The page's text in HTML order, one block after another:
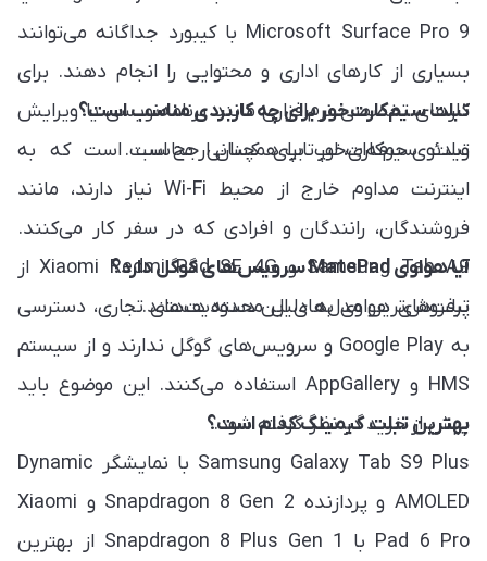
Microsoft Surface Pro 9 با کیبورد جداگانه می‌توانند
بسیاری از کارهای اداری و محتوایی را انجام دهند. برای
کارهای تخصصی نرم‌افزاری مانند برنامه‌نویسی یا ویرایش
ویدئوی حرفه‌ای، لپ‌تاپ همچنان ارجح است.
تبلت سیم‌کارت‌خور برای چه کاربردی مناسب است؟
تبلت سیم‌کارت‌خور برای کسانی مناسب است که به
اینترنت مداوم خارج از محیط Wi-Fi نیاز دارند، مانند
فروشندگان، رانندگان و افرادی که در سفر کار می‌کنند.
Samsung Tab A9 و Xiaomi Redmi Pad SE 4G از
پرفروش‌ترین مدل‌های این دسته هستند.
آیا هواوی MatePad سرویس‌های گوگل دارد؟
تبلت‌های هواوی به دلیل محدودیت‌های تجاری، دسترسی
به Google Play و سرویس‌های گوگل ندارند و از سیستم
HMS و AppGallery استفاده می‌کنند. این موضوع باید
پیش از خرید در نظر گرفته شود.
بهترین تبلت گیمینگ کدام است؟
Samsung Galaxy Tab S9 Plus با نمایشگر Dynamic
AMOLED و پردازنده Snapdragon 8 Gen 2 و Xiaomi
Pad 6 Pro با Snapdragon 8 Plus Gen 1 از بهترین